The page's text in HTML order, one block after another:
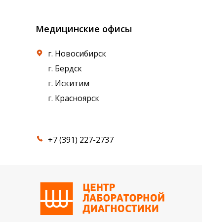
Медицинские офисы
г. Новосибирск
г. Бердск
г. Искитим
г. Красноярск
+7 (391) 227-2737